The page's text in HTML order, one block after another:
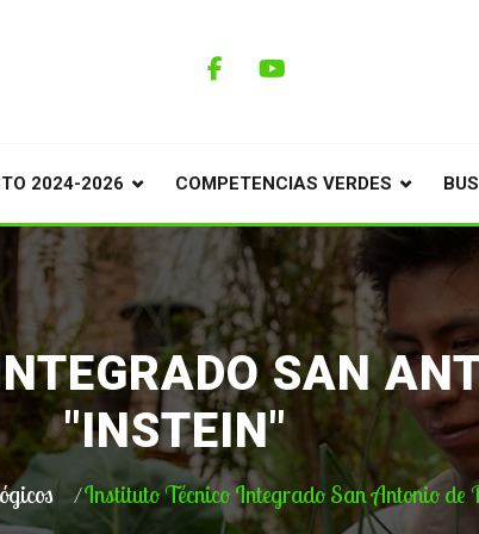
2024-2026 COMPETENCIAS VERDES
SAN
"INSTEIN"
Instituto Técnico Integrado San Antonio